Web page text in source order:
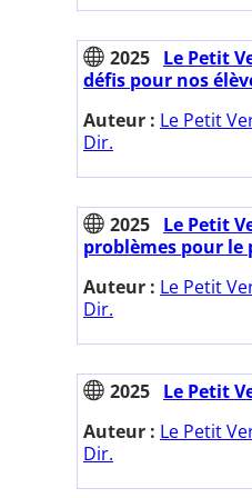
2025 Le Petit
défis pour nos
Auteur : Le Petit
Dir.
2025 Le Petit
problèmes pour le
Auteur : Le Petit
Dir.
2025 Le Petit
Auteur : Le Petit
Dir.